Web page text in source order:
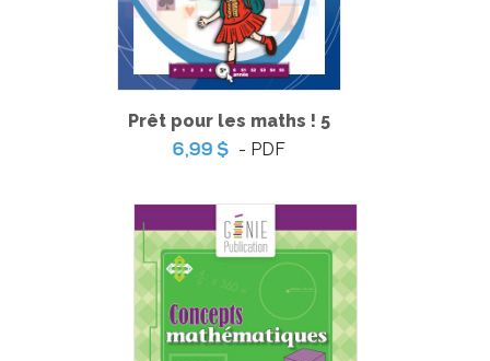
Pratique de l'épreuve ministérielle de français de la fin du
3e cycle du primaire
Prêt pour les maths ! 5
6,99 $ - PDF